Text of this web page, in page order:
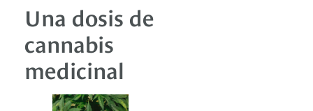
Una dosis de
cannabis
medicinal